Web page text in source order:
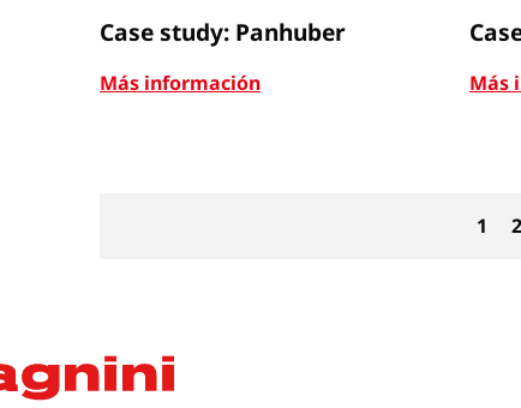
Case study: Panhuber
Más información Más
1 2